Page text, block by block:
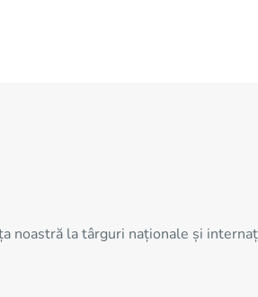
noastră la târguri naționale și